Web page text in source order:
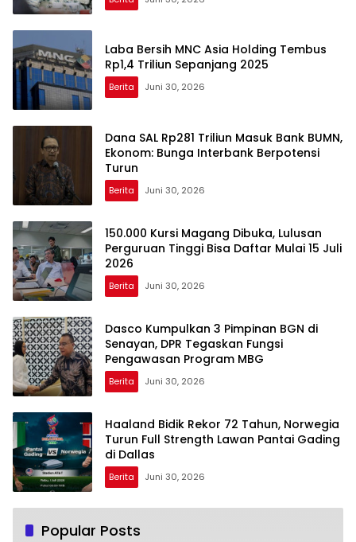
Laba Bersih MNC Asia Holding Tembus
Rp1,4 Triliun Sepanjang 2025
Berita Juni 30, 2026
Dana SAL Rp281 Triliun Masuk Bank BUMN,
Ekonom: Bunga Interbank Berpotensi
Turun
Berita Juni 30, 2026
150.000 Kursi Magang Dibuka, Lulusan
Perguruan Tinggi Bisa Daftar Mulai 15 Juli
2026
Berita Juni 30, 2026
Dasco Kumpulkan 3 Pimpinan BGN di
Senayan, DPR Tegaskan Fungsi
Pengawasan Program MBG
Berita Juni 30, 2026
Haaland Bidik Rekor 72 Tahun, Norwegia
Turun Full Strength Lawan Pantai Gading
di Dallas
Berita Juni 30, 2026
Popular Posts